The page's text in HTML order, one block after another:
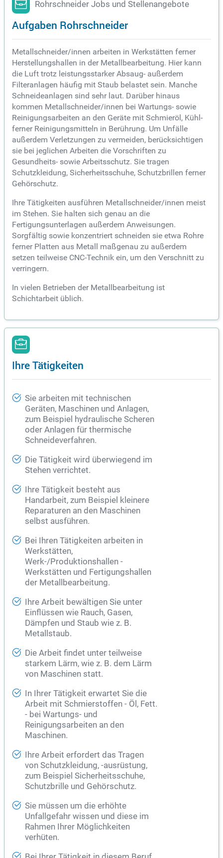
Rohrschneider Jobs und Stellenangebote
Aufgaben Rohrschneider
Metallschneider/innen arbeiten in Werkstätten ferner
Herstellungshallen in der Metallbearbeitung. Hier kann
die Luft trotz leistungsstarker Absaug- außerdem
Filteranlagen häufig mit Staub belastet sein. Manche
Schneideanlagen sind sehr laut. Darüber hinaus
kommen Metallschneider/innen bei Wartungs- sowie
Reinigungsarbeiten an den Geräte mit Schmieröl, Kühl-
ferner Reinigungsmitteln in Berührung. Um Unfälle
außerdem Verletzungen zu vermeiden, berücksichtigen
sie bei jeglichen Arbeiten die Vorschriften zu
Gesundheits- sowie Arbeitsschutz. Sie tragen
Schutzkleidung, Sicherheitsschuhe, Schutzbrillen ferner
Gehörschutz.
Ihre Tätigkeiten ausführen Metallschneider/innen meist
im Stehen. Sie halten sich genau an die
Fertigungsunterlagen außerdem Anweisungen.
Sorgfältig sowie konzentriert schneiden sie etwa Rohre
ferner Platten aus Metall maßgenau zu außerdem
setzen teilweise CNC-Technik ein, um den Verschnitt zu
verringern.
In vielen Betrieben der Metallbearbeitung ist
Schichtarbeit üblich.
Ihre Tätigkeiten
Sie arbeiten mit technischen
Geräten, Maschinen und Anlagen,
zum Beispiel hydraulische Scheren
oder Anlagen für thermische
Schneideverfahren.
Die Tätigkeit wird überwiegend im
Stehen verrichtet.
Ihre Tätigkeit besteht aus
Handarbeit, zum Beispiel kleinere
Reparaturen an den Maschinen
selbst ausführen.
Bei Ihren Tätigkeiten arbeiten in
Werkstätten,
Werk-/Produktionshallen -
Werkstätten und Fertigungshallen
der Metallbearbeitung.
Ihre Arbeit bewältigen Sie unter
Einflüssen wie Rauch, Gasen,
Dämpfen und Staub wie z. B.
Metallstaub.
Die Arbeit findet unter teilweise
starkem Lärm, wie z. B. dem Lärm
von Maschinen statt.
In Ihrer Tätigkeit erwartet Sie die
Arbeit mit Schmierstoffen - Öl, Fett.
- bei Wartungs- und
Reinigungsarbeiten an den
Maschinen.
Ihre Arbeit erfordert das Tragen
von Schutzkleidung, -ausrüstung,
zum Beispiel Sicherheitsschuhe,
Schutzbrille und Gehörschutz.
Sie müssen um die erhöhte
Unfallgefahr wissen und diese im
Rahmen Ihrer Möglichkeiten
verhüten.